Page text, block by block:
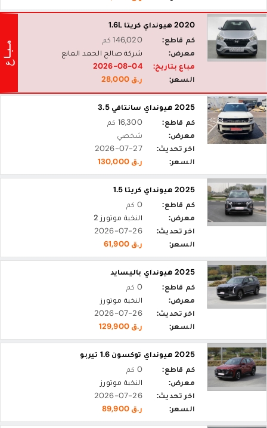
2020 هيونداي كريتا 1.6L
كم قاطع:
146,020 كم
معرض:
شركة صالح الحمد المانع
مباع بتاريخ:
2026-08-04
السعر:
ر.ق 28,000
2025 هيونداي سانتافي 3.5
كم قاطع:
16,300 كم
معرض:
شخصي
اخر تحديث:
2026-07-27
السعر:
ر.ق 130,000
2025 هيونداي كريتا 1.5
كم قاطع:
0 كم
معرض:
النخبة موتورز 2
اخر تحديث:
2026-07-26
السعر:
ر.ق 61,900
2025 هيونداي باليسايد
كم قاطع:
0 كم
معرض:
النخبة موتورز
اخر تحديث:
2026-07-26
السعر:
ر.ق 129,900
2025 هيونداي توكسون 1.6 تيربو
كم قاطع:
0 كم
معرض:
النخبة موتورز
اخر تحديث:
2026-07-26
السعر:
ر.ق 89,900